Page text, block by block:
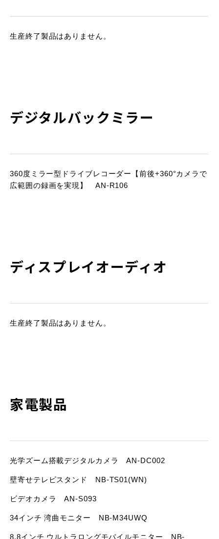
生産終了製品はありません。
デジタルバックミラー
360度ミラー型ドライブレコーダー【前後+360°カメラで
広範囲の録画を実現】 AN-R106
ディスプレイオーディオ
生産終了製品はありません。
家電製品
光学ズーム搭載デジタルカメラ AN-DC002
壁寄せテレビスタンド NB-TS01(WN)
ビデオカメラ AN-S093
34インチ 湾曲モニター NB-M34UWQ
8.8インチ ウルトラロングモバイルモニター NB-